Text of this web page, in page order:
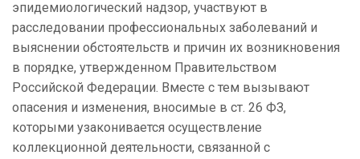
эпидемиологический надзор, участвуют в
расследовании профессиональных заболеваний и
выяснении обстоятельств и причин их возникновения
в порядке, утвержденном Правительством
Российской Федерации. Вместе с тем вызывают
опасения и изменения, вносимые в ст. 26 ФЗ,
которыми узаконивается осуществление
коллекционной деятельности, связанной с